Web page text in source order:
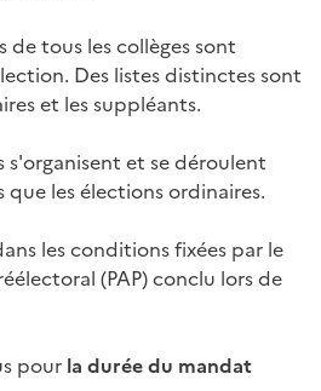
de tous les collèges sont
Des listes distinctes sont
et les suppléants.
s'organisent et se déroulent
que lesélections ordinaires.
les conditions fixées par le
(PAP) conclu lors de
pour la durée du mandat